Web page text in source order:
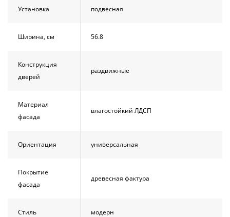
Установка подвесная
Ширина, см 56.8
Конструкция
дверей
раздвижные
Материал
фасада
влагостойкий ЛДСП
Ориентация универсальная
Покрытие
фасада
древесная фактура
Стиль модерн